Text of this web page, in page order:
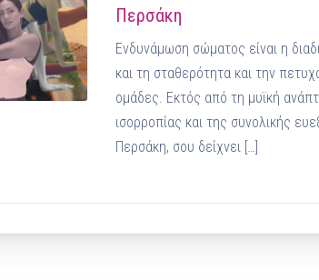
Περσάκη
Ενδυνάμωση σώματος είναι η
και τη σταθερότητα και την
ομάδες. Εκτός από τη μυϊκή
ισορροπίας και της συνολικής
Περσάκη, σου δείχνει […]